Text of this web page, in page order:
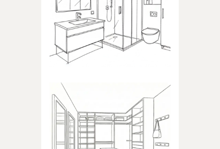
Produkty dedykowane do
łazienki
GARDEROBA